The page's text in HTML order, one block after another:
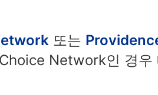
또는
Network인 경우